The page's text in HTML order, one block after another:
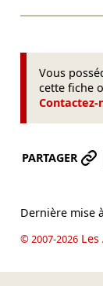
Vous
cette fiche
Contactez-
PARTAGER
Dernière mise
© 2007-2026Les